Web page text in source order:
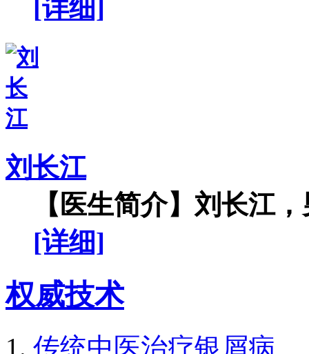
[详细]
刘长江
【医生简介】刘长江
[详细]
权威技术
传统中医治疗银屑病